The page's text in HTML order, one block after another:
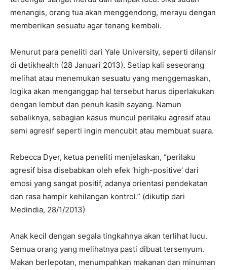
menangis, orang tua akan menggendong, merayu dengan
memberikan sesuatu agar tenang kembali.
Menurut para peneliti dari Yale University, seperti dilansir
di detikhealth (28 Januari 2013). Setiap kali seseorang
melihat atau menemukan sesuatu yang menggemaskan,
logika akan menganggap hal tersebut harus diperlakukan
dengan lembut dan penuh kasih sayang. Namun
sebaliknya, sebagian kasus muncul perilaku agresif atau
semi agresif seperti ingin mencubit atau membuat suara.
Rebecca Dyer, ketua peneliti menjelaskan, “perilaku
agresif bisa disebabkan oleh efek ‘high-positive’ dari
emosi yang sangat positif, adanya orientasi pendekatan
dan rasa hampir kehilangan kontrol.” (dikutip dari
Medindia, 28/1/2013)
Anak kecil dengan segala tingkahnya akan terlihat lucu.
Semua orang yang melihatnya pasti dibuat tersenyum.
Makan berlepotan, menumpahkan makanan dan minuman